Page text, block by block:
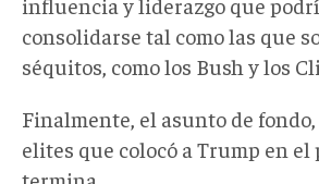
consolidarse tal como las que
séquitos, como los Bush y los
Finalmente, el asunto de
elites que colocó a Trump en el